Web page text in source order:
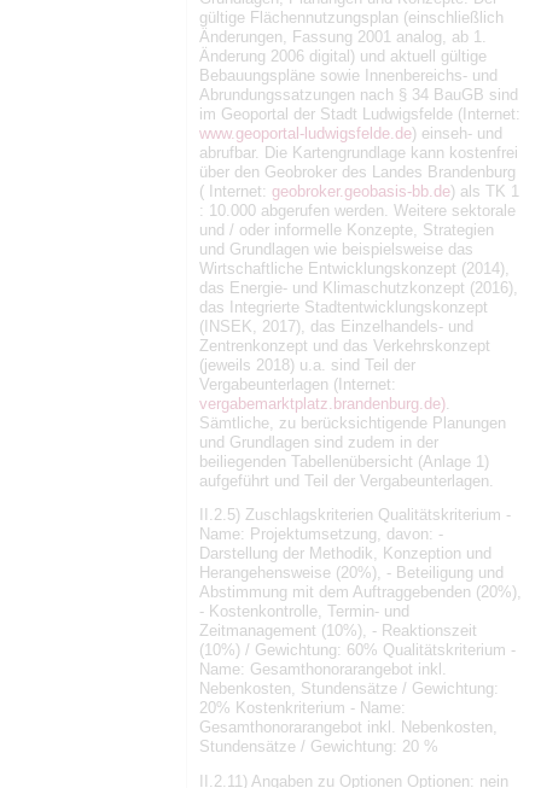
gültige Flächennutzungsplan (einschließlich
Änderungen, Fassung 2001 analog, ab 1.
Änderung 2006 digital) und aktuell gültige
Bebauungspläne sowie Innenbereichs- und
Abrundungssatzungen nach § 34 BauGB sind
im Geoportal der Stadt Ludwigsfelde (Internet:
www.geoportal-ludwigsfelde.de) einseh- und
abrufbar. Die Kartengrundlage kann kostenfrei
über den Geobroker des Landes Brandenburg
( Internet: geobroker.geobasis-bb.de) als TK 1
: 10.000 abgerufen werden. Weitere sektorale
und / oder informelle Konzepte, Strategien
und Grundlagen wie beispielsweise das
Wirtschaftliche Entwicklungskonzept (2014),
das Energie- und Klimaschutzkonzept (2016),
das Integrierte Stadtentwicklungskonzept
(INSEK, 2017), das Einzelhandels- und
Zentrenkonzept und das Verkehrskonzept
(jeweils 2018) u.a. sind Teil der
Vergabeunterlagen (Internet:
vergabemarktplatz.brandenburg.de)
Sämtliche, zu berücksichtigende Planungen
und Grundlagen sind zudem in der
beiliegenden Tabellenübersicht (Anlage 1)
aufgeführt und Teil der Vergabeunterlagen.
II.2.5) Zuschlagskriterien Qualitätskriterium -
Name: Projektumsetzung, davon: -
Darstellung der Methodik, Konzeption und
Herangehensweise (20%), - Beteiligung und
Abstimmung mit dem Auftraggebenden (20%),
- Kostenkontrolle, Termin- und
Zeitmanagement (10%), - Reaktionszeit
(10%) / Gewichtung: 60% Qualitätskriterium -
Name: Gesamthonorarangebot inkl.
Nebenkosten, Stundensätze / Gewichtung:
20% Kostenkriterium - Name:
Gesamthonorarangebot inkl. Nebenkosten,
Stundensätze / Gewichtung: 20 %
II.2.11) Angaben zu Optionen Optionen: nein